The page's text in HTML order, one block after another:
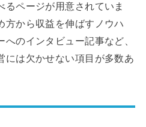
るページが用意されていま
方から収益を伸ばすノウハ
のインタビュー記事など、
には欠かせない項目が多数あ